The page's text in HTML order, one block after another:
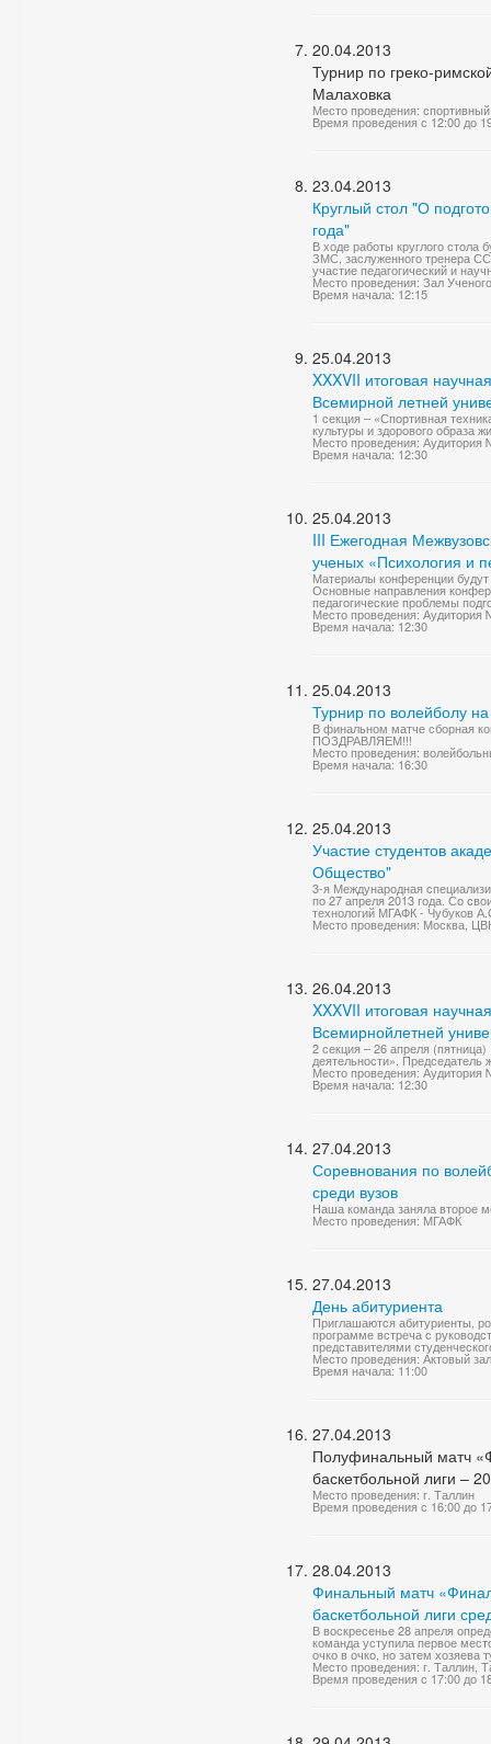
20.04.2013
Турнир по греко-
Малаховка
Место проведения:
Время проведения с 12:00 до
23.04.2013
Круглый стол "О
года"
В ходе работы круглого стола
ЗМС, заслуженного тренера
участие педагогический и
Место проведения: Зал
Время начала: 12:15
25.04.2013
XXXVII итоговая
Всемирной летней
1 секция – «Спортивная
культуры и здорового образа
Место проведения:
Время начала: 12:30
25.04.2013
III Ежегодная
ученых «Психология и
Материалы конференции
Основные направления
педагогические проблемы
Место проведения:
Время начала: 12:30
25.04.2013
Турнир по волейболу
В финальном матче сборная
ПОЗДРАВЛЯЕМ!!!
Место проведения:
Время начала: 16:30
25.04.2013
Участие студентов
Общество"
3-я Международная
по 27 апреля 2013 года. Со
технологий МГАФК - Чубуков
Место проведения: Москва,
26.04.2013
XXXVII итоговая
Всемирнойлетней
2 секция – 26 апреля
деятельности».
Место проведения: Аудитория
Время начала: 12:30
27.04.2013
Соревнования по
среди вузов
Наша команда заняла второе
Место проведения: МГАФК
27.04.2013
День абитуриента
Приглашаются абитуриенты,
программе встреча с
представителями
Место проведения: Актовый
Время начала: 11:00
27.04.2013
Полуфинальный матч
баскетбольной лиги –
Место проведения: г. Таллин
Время проведения с 16:00 до
28.04.2013
Финальный матч
баскетбольной лиги
В воскресенье 28 апреля
команда уступила первое
очко в очко, но затем хозяева
Место проведения: г. Таллин,
Время проведения с 17:00 до